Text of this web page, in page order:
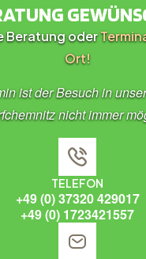
Beratung oder
Ort!
ist der Besuch in
nicht immer
TELEFON
+49 (0) 37320 429017
+49 (0) 1723421557